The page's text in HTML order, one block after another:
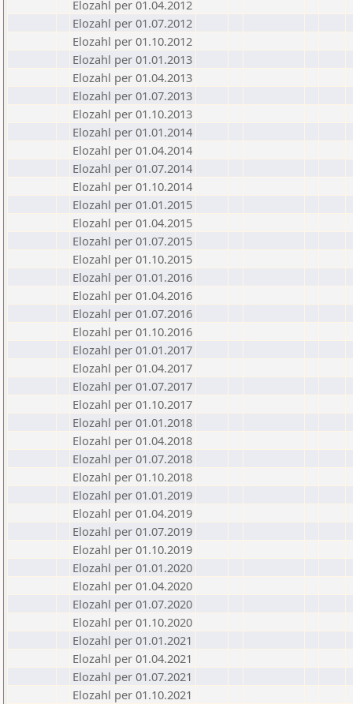
Elozahl per 01.04.2012
Elozahl per 01.07.2012
Elozahl per 01.10.2012
Elozahl per 01.01.2013
Elozahl per 01.04.2013
Elozahl per 01.07.2013
Elozahl per 01.10.2013
Elozahl per 01.01.2014
Elozahl per 01.04.2014
Elozahl per 01.07.2014
Elozahl per 01.10.2014
Elozahl per 01.01.2015
Elozahl per 01.04.2015
Elozahl per 01.07.2015
Elozahl per 01.10.2015
Elozahl per 01.01.2016
Elozahl per 01.04.2016
Elozahl per 01.07.2016
Elozahl per 01.10.2016
Elozahl per 01.01.2017
Elozahl per 01.04.2017
Elozahl per 01.07.2017
Elozahl per 01.10.2017
Elozahl per 01.01.2018
Elozahl per 01.04.2018
Elozahl per 01.07.2018
Elozahl per 01.10.2018
Elozahl per 01.01.2019
Elozahl per 01.04.2019
Elozahl per 01.07.2019
Elozahl per 01.10.2019
Elozahl per 01.01.2020
Elozahl per 01.04.2020
Elozahl per 01.07.2020
Elozahl per 01.10.2020
Elozahl per 01.01.2021
Elozahl per 01.04.2021
Elozahl per 01.07.2021
Elozahl per 01.10.2021